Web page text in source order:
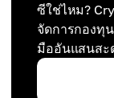
ซีใช่ไหม?
จัดการกองทุ
มืออันแสนสะ